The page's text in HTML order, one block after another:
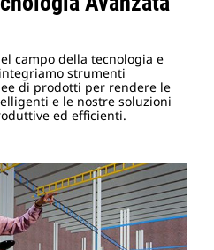
campo della tecnologia e
strumenti
di prodotti per rendere le
e le nostre soluzioni
ed efficienti.